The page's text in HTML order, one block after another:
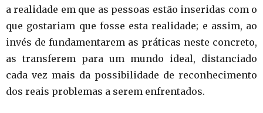
a realidade em que as pessoas estão inseridas com o
que gostariam que fosse esta realidade; e assim, ao
invés de fundamentarem as práticas neste concreto,
as transferem para um mundo ideal, distanciado
cada vez mais da possibilidade de reconhecimento
dos reais problemas a serem enfrentados.